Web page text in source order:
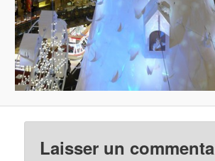
Laisser un